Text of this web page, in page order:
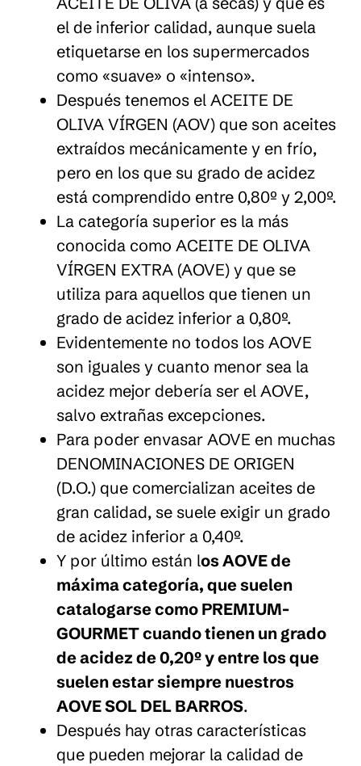
el de inferior calidad, aunque suela
etiquetarse en los supermercados
como «suave» o «intenso».
Después tenemos el ACEITE DE
OLIVA VÍRGEN (AOV) que son aceites
extraídos mecánicamente y en frío,
pero en los que su grado de acidez
está comprendido entre 0,80º y 2,00º.
La categoría superior es la más
conocida como ACEITE DE OLIVA
VÍRGEN EXTRA (AOVE) y que se
utiliza para aquellos que tienen un
grado de acidez inferior a 0,80º.
Evidentemente no todos los AOVE
son iguales y cuanto menor sea la
acidez mejor debería ser el AOVE,
salvo extrañas excepciones.
Para poder envasar AOVE en muchas
DENOMINACIONES DE ORIGEN
(D.O.) que comercializan aceites de
gran calidad, se suele exigir un grado
de acidez inferior a 0,40º.
Y por último están los AOVE de
máxima categoría, que suelen
catalogarse como PREMIUM-
GOURMET cuando tienen un grado
de acidez de 0,20º y entre los que
suelen estar siempre nuestros
AOVE SOL DEL BARROS.
Después hay otras características
que pueden mejorar la calidad de